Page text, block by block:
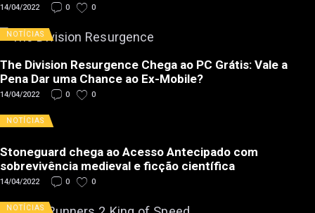
14/04/2022 0 0
NOTÍCIAS
The Division Resurgence Chega ao PC Grátis: Vale a
Pena Dar uma Chance ao Ex-Mobile?
14/04/2022 0 0
NOTÍCIAS
Stoneguard chega ao Acesso Antecipado com
sobrevivência medieval e ficção científica
14/04/2022 0 0
NOTÍCIAS